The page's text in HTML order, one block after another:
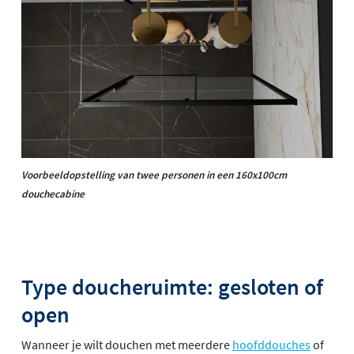
Voorbeeldopstelling van twee personen in een 160x100cm
douchecabine
Type doucheruimte: gesloten of
open
Wanneer je wilt douchen met meerdere hoofddouchesof